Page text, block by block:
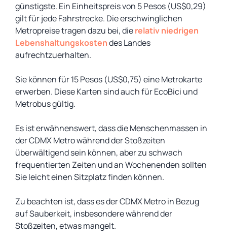
günstigste. Ein Einheitspreis von 5 Pesos (US$0,29)
gilt für jede Fahrstrecke. Die erschwinglichen
Metropreise tragen dazu bei, dierelativ niedrigen
Lebenshaltungskostendes Landes
aufrechtzuerhalten.
Sie können für 15 Pesos (US$0,75) eine Metrokarte
erwerben. Diese Karten sind auch für EcoBici und
Metrobus gültig.
Es ist erwähnenswert, dass die Menschenmassen in
der CDMX Metro während der Stoßzeiten
überwältigend sein können, aber zu schwach
frequentierten Zeiten und an Wochenenden sollten
Sie leicht einen Sitzplatz finden können.
Zu beachten ist, dass es der CDMX Metro in Bezug
auf Sauberkeit, insbesondere während der
Stoßzeiten, etwas mangelt.